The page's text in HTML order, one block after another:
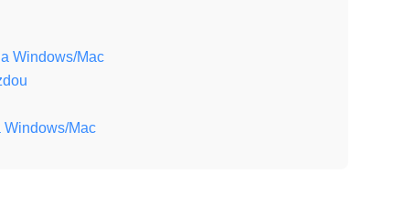
Windows/Mac
Windows/Mac